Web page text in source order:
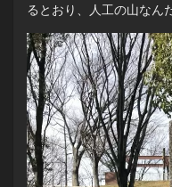
るとおり、人工の山なん